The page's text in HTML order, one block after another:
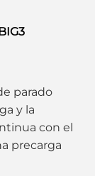
parado
y la
con el
precarga